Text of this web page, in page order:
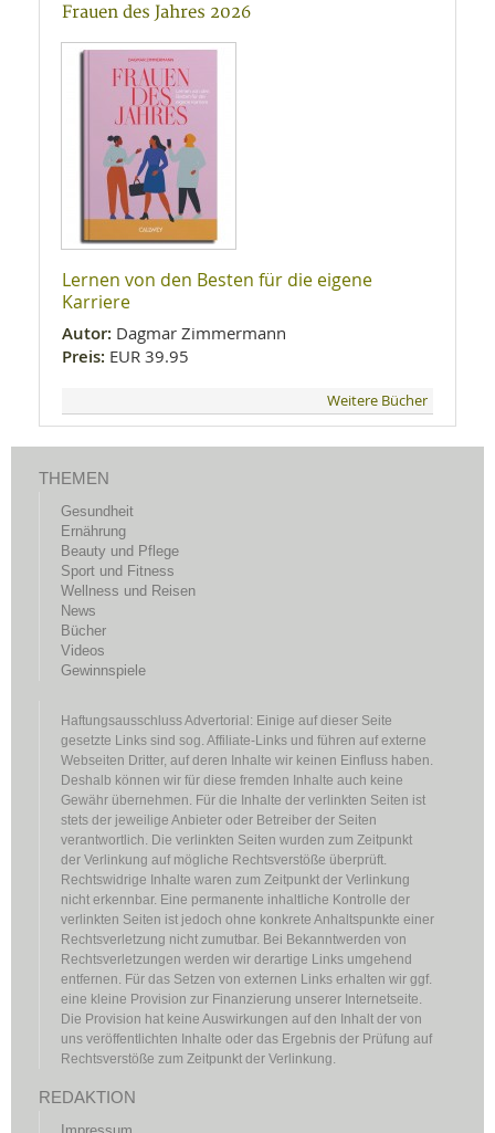
Frauen des Jahres 2026
Lernen von den Besten für die eigene
Karriere
Autor: Dagmar Zimmermann
Preis: EUR 39.95
Weitere Bücher
THEMEN
Gesundheit
Ernährung
Beauty und Pflege
Sport und Fitness
Wellness und Reisen
News
Bücher
Videos
Gewinnspiele
Haftungsausschluss Advertorial: Einige auf dieser Seite
gesetzte Links sind sog. Affiliate-Links und führen auf externe
Webseiten Dritter, auf deren Inhalte wir keinen Einfluss haben.
Deshalb können wir für diese fremden Inhalte auch keine
Gewähr übernehmen. Für die Inhalte der verlinkten Seiten ist
stets der jeweilige Anbieter oder Betreiber der Seiten
verantwortlich. Die verlinkten Seiten wurden zum Zeitpunkt
der Verlinkung auf mögliche Rechtsverstöße überprüft.
Rechtswidrige Inhalte waren zum Zeitpunkt der Verlinkung
nicht erkennbar. Eine permanente inhaltliche Kontrolle der
verlinkten Seiten ist jedoch ohne konkrete Anhaltspunkte einer
Rechtsverletzung nicht zumutbar. Bei Bekanntwerden von
Rechtsverletzungen werden wir derartige Links umgehend
entfernen. Für das Setzen von externen Links erhalten wir ggf.
eine kleine Provision zur Finanzierung unserer Internetseite.
Die Provision hat keine Auswirkungen auf den Inhalt der von
uns veröffentlichten Inhalte oder das Ergebnis der Prüfung auf
Rechtsverstöße zum Zeitpunkt der Verlinkung.
REDAKTION